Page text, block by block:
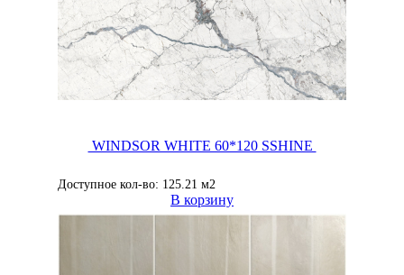
WINDSOR WHITE 60*120 SSHINE
Доступное кол-во: 125.21 м2
В корзину